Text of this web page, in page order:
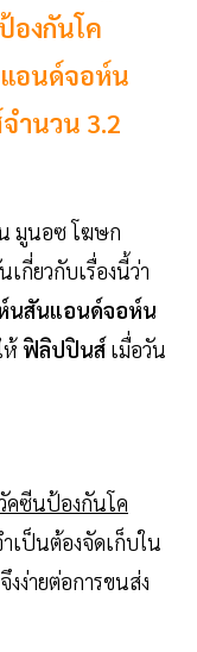
องกันโค
อนด์จอห์น
ำนวน 3.2
น มูนอซ โฆษก
กี่ยวกับเรื่องนี้ว่า
นสันแอนด์จอห์น
ห้ ฟิลิปปินส์ เมื่อวัน
คซีนป้องกันโค
เป็นต้องจัดเก็บใน
ง่ายต่อการขนส่ง